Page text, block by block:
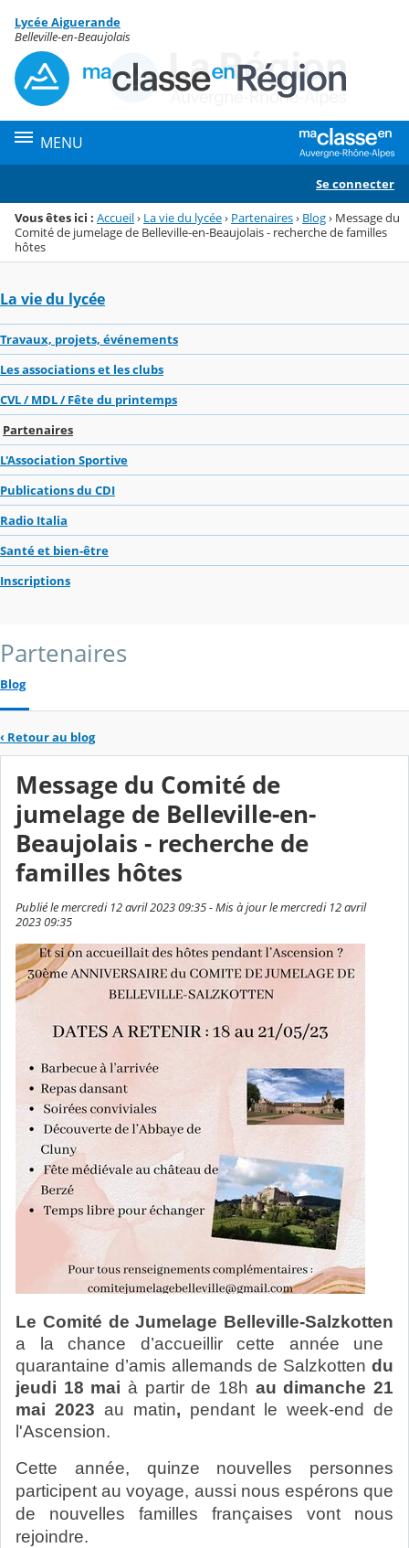
Menu de la rubrique
Contenu
Lycée Aiguerande
Belleville-en-Beaujolais
MENU
Se connecter
Vous êtes ici : Accueil› La vie du lycée› Partenaires› Blog› Message du
Comité de jumelage de Belleville-en-Beaujolais - recherche de familles
hôtes
La vie du lycée
Travaux, projets, événements
Les associations et les clubs
CVL / MDL / Fête du printemps
Partenaires
L'Association Sportive
Publications du CDI
Radio Italia
Santé et bien-être
Inscriptions
Partenaires
Blog
‹ Retour au blog
Message du Comité de
jumelage de Belleville-en-
Beaujolais - recherche de
familles hôtes
Publié le mercredi 12 avril 2023 09:35 - Mis à jour le mercredi 12 avril
2023 09:35
Le Comité de Jumelage Belleville-Salzkotten
a la chance d’accueillir cette année une
quarantaine d’amis allemands de Salzkottendu
jeudi 18 mai à partir de 18h au dimanche 21
mai 2023 au matin, pendant le week-end de
l'Ascension.
Cette année, quinze nouvelles personnes
participent au voyage, aussi nous espérons que
de nouvelles familles françaises vont nous
rejoindre.